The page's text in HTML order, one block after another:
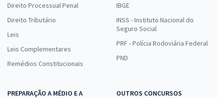
Direito Processual Penal
Direito Tributário
Leis
Leis Complementares
Remédios Constitucionais
IBGE
INSS - Instituto Nacional do
Seguro Social
PRF - Polícia Rodoviária Federal
PND
PREPARAÇÃO A MÉDIO E A
OUTROS CONCURSOS